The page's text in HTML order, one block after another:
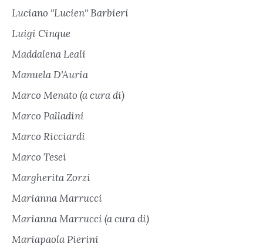
Luciano "Lucien" Barbieri
Luigi Cinque
Maddalena Leali
Manuela D'Auria
Marco Menato (a cura di)
Marco Palladini
Marco Ricciardi
Marco Tesei
Margherita Zorzi
Marianna Marrucci
Marianna Marrucci (a cura di)
Mariapaola Pierini